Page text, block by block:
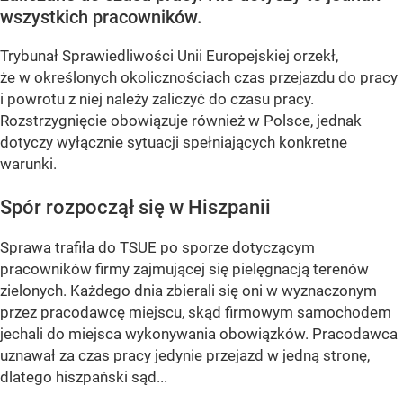
wszystkich pracowników.
Trybunał Sprawiedliwości Unii Europejskiej orzekł,
że w określonych okolicznościach czas przejazdu do pracy
i powrotu z niej należy zaliczyć do czasu pracy.
Rozstrzygnięcie obowiązuje również w Polsce, jednak
dotyczy wyłącznie sytuacji spełniających konkretne
warunki.
Spór rozpoczął się w Hiszpanii
Sprawa trafiła do TSUE po sporze dotyczącym
pracowników firmy zajmującej się pielęgnacją terenów
zielonych. Każdego dnia zbierali się oni w wyznaczonym
przez pracodawcę miejscu, skąd firmowym samochodem
jechali do miejsca wykonywania obowiązków. Pracodawca
uznawał za czas pracy jedynie przejazd w jedną stronę,
dlatego hiszpański sąd...